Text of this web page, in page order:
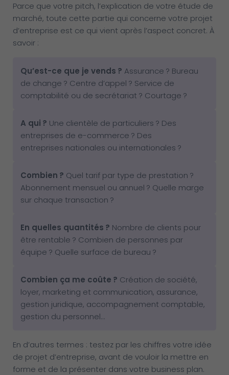
Parce que votre pitch, l’explication de votre étude de
marché, toute cette partie qui concerne votre projet
d’entreprise est ce qui vient après l’aspect concret. À
savoir :
Qu’est-ce que je vends ? Assurance ? Bureau
de change ? Centre d’appel ? Service de
comptabilité ou de secrétariat ? Courtage ?
A qui ? Une clientèle de particuliers ? Des
entreprises de e-commerce ? Des
entreprises nationales ou internationales ?
Combien ? Quel tarif par type de prestation ?
Abonnement mensuel ou annuel ? Quelle marge
sur chaque transaction ?
En quelles quantités ? Nombre de clients pour
être rentable ? Combien de personnes par
équipe ? Quelle surface de bureau ?
Combien ça me coûte ? Création de société,
loyer, marketing et communication, assurance,
gestion juridique, accompagnement comptable,
gestion du personnel…
En d’autres termes : testez par les chiffres votre idée
de projet d’entreprise, avant de vouloir la mettre en
forme et de la présenter dans votre business plan.